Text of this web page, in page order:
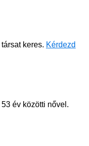
keres. Kérdezd
év közötti nővel.